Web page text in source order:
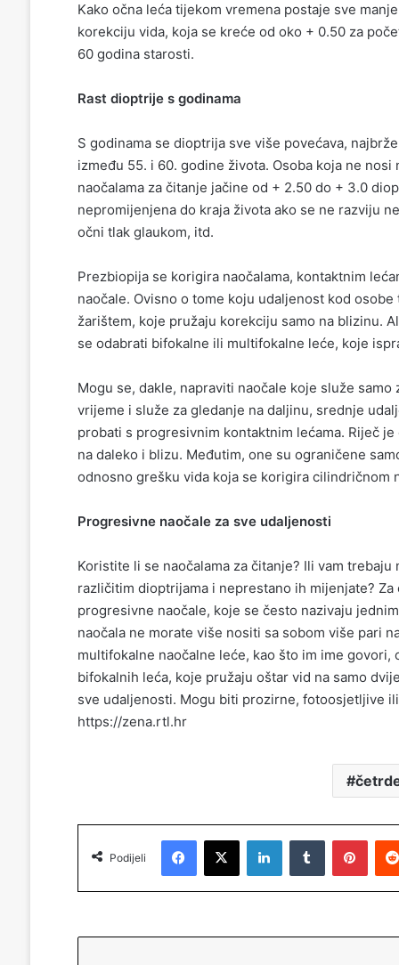
Kako očna leća tijekom vremena postaje sve
korekciju vida, koja se kreće od oko + 0.50 za
60 godina starosti.
Rast dioptrije s godinama
S godinama se dioptrija sve više povećava,
između 55. i 60. godine života. Osoba koja ne
naočalama za čitanje jačine od + 2.50 do + 3.0
nepromijenjena do kraja života ako se ne razviju
očni tlak glaukom, itd.
Prezbiopija se korigira naočalama, kontaktnim
naočale. Ovisno o tome koju udaljenost kod
žarištem, koje pružaju korekciju samo na blizinu.
se odabrati bifokalne ili multifokalne leće, koje
Mogu se, dakle, napraviti naočale koje služe
vrijeme i služe za gledanje na daljinu, srednje
probati s progresivnim kontaktnim lećama. Riječ
na daleko i blizu. Međutim, one su ograničene
odnosno grešku vida koja se korigira cilindričnom
Progresivne naočale za sve udaljenosti
Koristite li se naočalama za čitanje? Ili vam
različitim dioptrijama i neprestano ih mijenjate?
progresivne naočale, koje se često nazivaju
naočala ne morate više nositi sa sobom više pari
multifokalne naočalne leće, kao što im ime
bifokalnih leća, koje pružaju oštar vid na samo
sve udaljenosti. Mogu biti prozirne, fotoosjetljive
https://zena.rtl.hr
Podijeli
Facebook X LinkedIn Tumblr Pinterest